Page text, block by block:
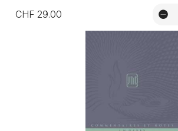
CHF 29.00